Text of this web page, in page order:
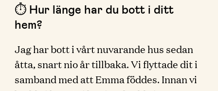
⏱ Hur länge har du bott i ditt
hem?
Jag har bott i vårt nuvarande hus sedan
åtta, snart nio år tillbaka. Vi flyttade dit i
samband med att Emma föddes. Innan vi